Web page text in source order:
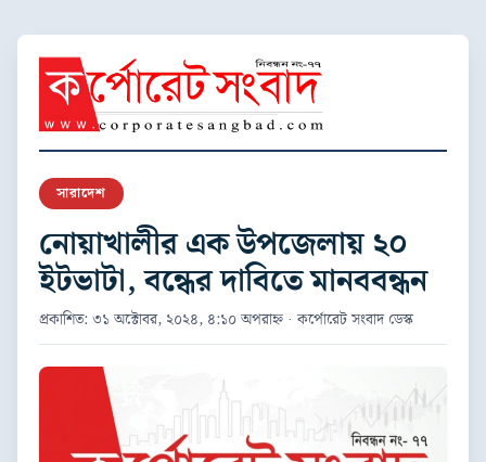
সারাদেশ
নোয়াখালীর এক উপজেলায় ২০
ইটভাটা, বন্ধের দাবিতে মানববন্ধন
প্রকাশিত: ৩১ অক্টোবর, ২০২৪, ৪:১০ অপরাহ্ন · কর্পোরেট সংবাদ ডেস্ক